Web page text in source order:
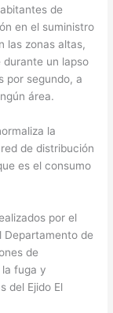
de
en el suministro
las zonas altas,
durante un lapso
por segundo, a
área.
la
de distribución
es el consumo
por el
Departamento de
de
la fuga y
del Ejido El